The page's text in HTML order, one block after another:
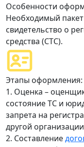
Особенности
Необходимый
свидетельство о
средства (СТС).
Этапы оформления:
1. Оценка –
состояние ТС и
запрета на
другой
2. Составление